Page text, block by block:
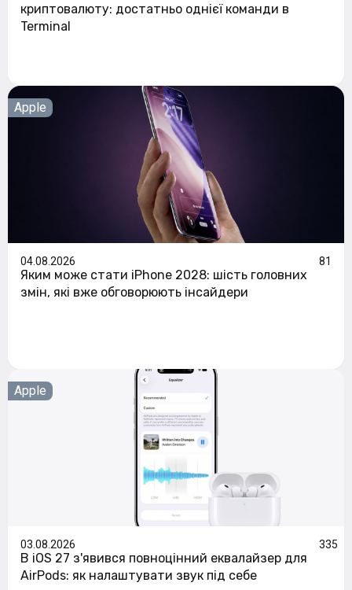
криптовалюту: достатньо однієї команди в
Terminal
Apple
04.08.2026 81
Яким може стати iPhone 2028: шість головних
змін, які вже обговорюють інсайдери
Apple
03.08.2026 335
В iOS 27 з'явився повноцінний еквалайзер для
AirPods: як налаштувати звук під себе